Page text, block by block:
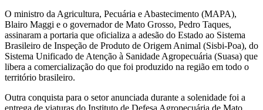
O ministro da Agricultura, Pecuária e Abastecimento (MAPA),
Blairo Maggi e o governador de Mato Grosso, Pedro Taques,
assinaram a portaria que oficializa a adesão do Estado ao Sistema
Brasileiro de Inspeção de Produto de Origem Animal (Sisbi-Poa), do
Sistema Unificado de Atenção à Sanidade Agropecuária (Suasa) que
libera a comercialização do que foi produzido na região em todo o
território brasileiro.
Outra conquista para o setor anunciada durante a solenidade foi a
entrega de viaturas do Instituto de Defesa Agropecuária de Mato